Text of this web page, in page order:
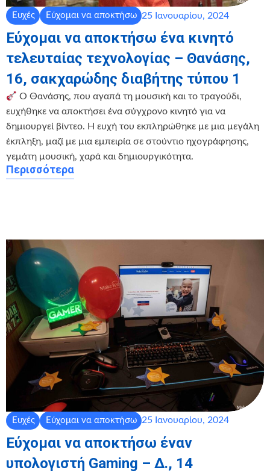
Ευχές Εύχομαι να αποκτήσω 25 Ιανουαρίου, 2024
Εύχομαι να αποκτήσω ένα κινητό
τελευταίας τεχνολογίας – Θανάσης,
16, σακχαρώδης διαβήτης τύπου 1
Ο Θανάσης, που αγαπά τη μουσική και το τραγούδι,
ευχήθηκε να αποκτήσει ένα σύγχρονο κινητό για να
δημιουργεί βίντεο. Η ευχή του εκπληρώθηκε με μια μεγάλη
έκπληξη, μαζί με μια εμπειρία σε στούντιο ηχογράφησης,
γεμάτη μουσική, χαρά και δημιουργικότητα.
Περισσότερα
Ευχές Εύχομαι να αποκτήσω 25 Ιανουαρίου, 2024
Εύχομαι να αποκτήσω έναν
υπολογιστή Gaming – Δ., 14